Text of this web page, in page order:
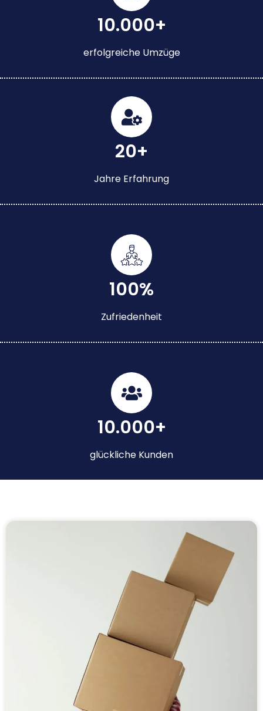
10.000+
erfolgreiche Umzüge
20+
Jahre Erfahrung
100%
Zufriedenheit
10.000+
glückliche Kunden